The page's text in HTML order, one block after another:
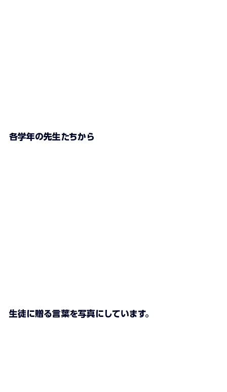
各学年の先生たちから
生徒に贈る言葉を写真にしています。